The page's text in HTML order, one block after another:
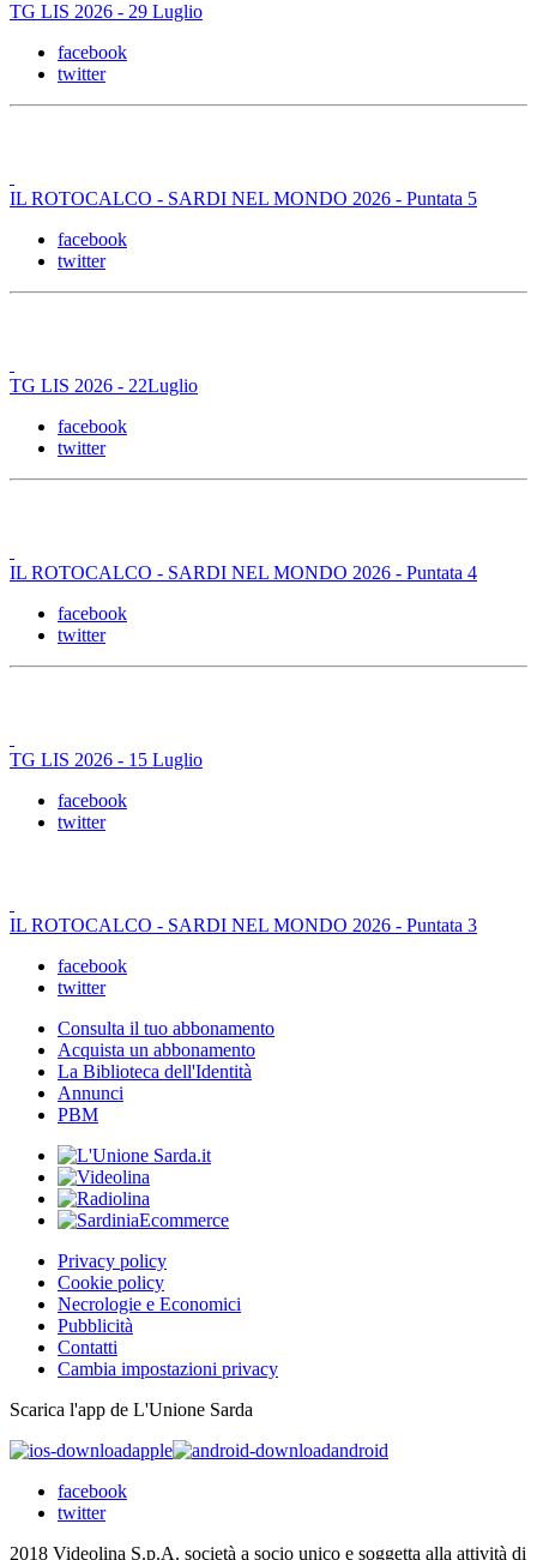
TG LIS 2026 - 29 Luglio
facebook
twitter
IL ROTOCALCO - SARDI NEL MONDO 2026 - Puntata 5
facebook
twitter
TG LIS 2026 - 22Luglio
facebook
twitter
IL ROTOCALCO - SARDI NEL MONDO 2026 - Puntata 4
facebook
twitter
TG LIS 2026 - 15 Luglio
facebook
twitter
IL ROTOCALCO - SARDI NEL MONDO 2026 - Puntata 3
facebook
twitter
Consulta il tuo abbonamento
Acquista un abbonamento
La Biblioteca dell'Identità
Annunci
PBM
Privacy policy
Cookie policy
Necrologie e Economici
Pubblicità
Contatti
Cambia impostazioni privacy
Scarica l'app de L'Unione Sarda
apple
android
facebook
twitter
2018 Videolina S.p.A. società a socio unico e soggetta alla attività di